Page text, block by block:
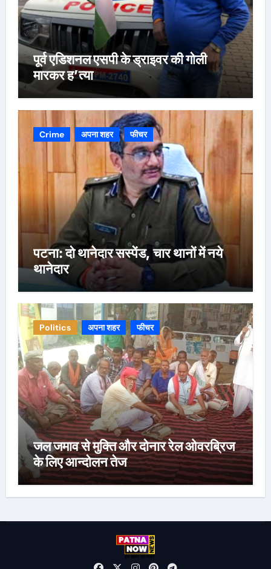
पूर्व एडिशनल एसपी के ड्राइवर की गोली
मारकर ह’त्या
Crime अपना शहर फीचर
पटना: दो थानेदार सस्पेंड, चार थानों में नये
थानेदार
Politics अपना शहर फीचर
जल जमाव से मुक्ति और दोनार रेल ओवरब्रिज
के लिए आन्दोलन तेज